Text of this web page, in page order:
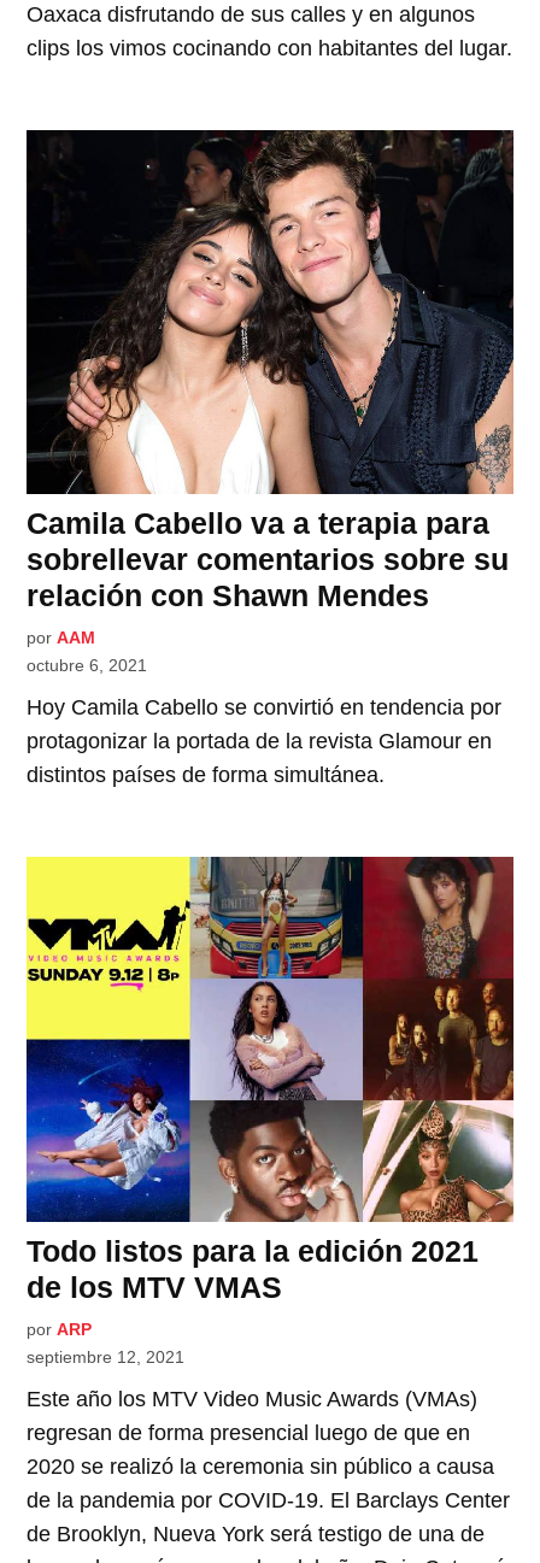
Oaxaca disfrutando de sus calles y en algunos
clips los vimos cocinando con habitantes del lugar.
Camila Cabello va a terapia para
sobrellevar comentarios sobre su
relación con Shawn Mendes
por AAM
octubre 6, 2021
Hoy Camila Cabello se convirtió en tendencia por
protagonizar la portada de la revista Glamour en
distintos países de forma simultánea.
Todo listos para la edición 2021
de los MTV VMAS
por ARP
septiembre 12, 2021
Este año los MTV Video Music Awards (VMAs)
regresan de forma presencial luego de que en
2020 se realizó la ceremonia sin público a causa
de la pandemia por COVID-19. El Barclays Center
de Brooklyn, Nueva York será testigo de una de